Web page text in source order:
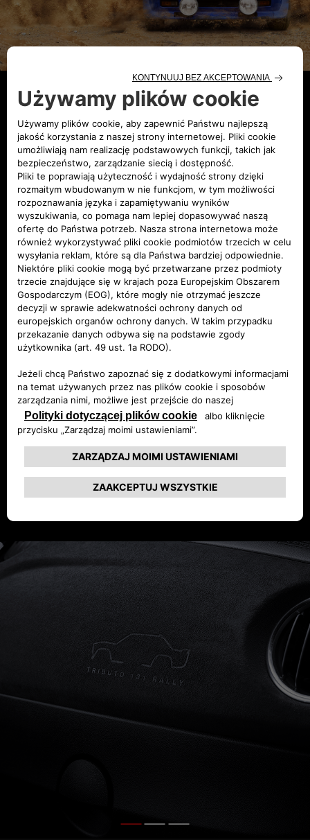
131 ABARTH,
HISTORIA
MISTRZA.
W 1982 roku legendarny Fiat 131 Abarth Rally
wziął udział w swoim ostatnim wyścigu, zamykając
jeden z najbardziej zwycięskich rozdziałów w
historii marki spod znaku Skorpiona. Fiat 131
Abarth Rally powstał w połowie lat 70 na bazie
rodzinnego sedana. Ten niepozornie wyglądający
samochód z nadwoziem „notchback”, krył w
sobie prawdziwie rajdową bestię o wyjątkowej
mocy, posiadającą wszelkie atrybuty prawdziwego
zwycięzcy. Na przełomie lat 80 Fiat 131 Abarth
zdominował światową arenę rajdową. Odniósł 18
zwycięstw, w tym pięć potrójnych i dwa podwójne,
zdobył trzy Mistrzostwa Świata Konstruktorów - w
1977 r., 1978 r. i 1980 r. oraz dwukrotnie
triumfował w klasyfikacji Mistrzostw Świata
Kierowców, zdobywając to trofeum z Markku
Alénem w 1978 r. i Walterem Röhrlem w 1980 r.